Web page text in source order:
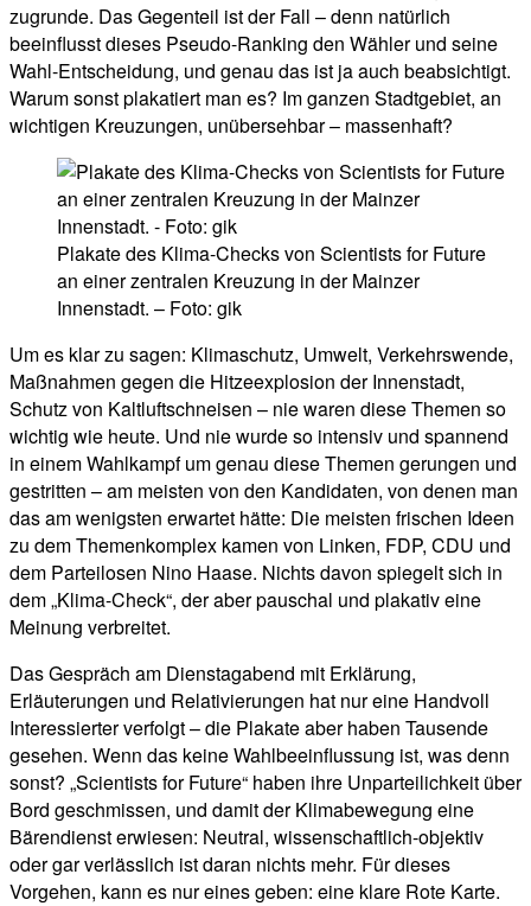
zugrunde. Das Gegenteil ist der Fall – denn natürlich
beeinflusst dieses Pseudo-Ranking den Wähler und seine
Wahl-Entscheidung, und genau das ist ja auch beabsichtigt.
Warum sonst plakatiert man es? Im ganzen Stadtgebiet, an
wichtigen Kreuzungen, unübersehbar – massenhaft?
Plakate des Klima-Checks von Scientists for Future
an einer zentralen Kreuzung in der Mainzer
Innenstadt. – Foto: gik
Um es klar zu sagen: Klimaschutz, Umwelt, Verkehrswende,
Maßnahmen gegen die Hitzeexplosion der Innenstadt,
Schutz von Kaltluftschneisen – nie waren diese Themen so
wichtig wie heute. Und nie wurde so intensiv und spannend
in einem Wahlkampf um genau diese Themen gerungen und
gestritten – am meisten von den Kandidaten, von denen man
das am wenigsten erwartet hätte: Die meisten frischen Ideen
zu dem Themenkomplex kamen von Linken, FDP, CDU und
dem Parteilosen Nino Haase. Nichts davon spiegelt sich in
dem „Klima-Check“, der aber pauschal und plakativ eine
Meinung verbreitet.
Das Gespräch am Dienstagabend mit Erklärung,
Erläuterungen und Relativierungen hat nur eine Handvoll
Interessierter verfolgt – die Plakate aber haben Tausende
gesehen. Wenn das keine Wahlbeeinflussung ist, was denn
sonst? „Scientists for Future“ haben ihre Unparteilichkeit über
Bord geschmissen, und damit der Klimabewegung eine
Bärendienst erwiesen: Neutral, wissenschaftlich-objektiv
oder gar verlässlich ist daran nichts mehr. Für dieses
Vorgehen, kann es nur eines geben: eine klare Rote Karte.